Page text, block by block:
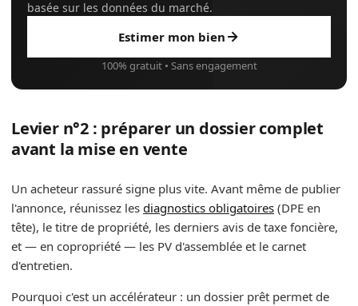
basée sur les données du marché.
Estimer mon bien
100% gratuit • Sans engagement
Levier n°2 : préparer un dossier complet
avant la mise en vente
Un acheteur rassuré signe plus vite. Avant même de publier
l'annonce, réunissez les diagnostics obligatoires (DPE en
tête), le titre de propriété, les derniers avis de taxe foncière,
et — en copropriété — les PV d'assemblée et le carnet
d'entretien.
Pourquoi c'est un accélérateur : un dossier prêt permet de